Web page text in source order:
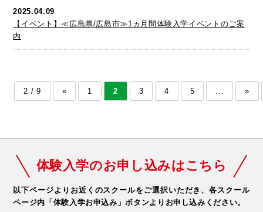
2025.04.09
【イベント】≪広島県/広島市≫1ヵ月間体験入学イベントのご案
内
2 / 9 « 1 2 3 4 5 ... »
体験入学のお申し込みはこちら
以下ページよりお近くのスクールをご選択いただき、各スクール
ページ内「体験入学お申込み」ボタンよりお申し込みください。